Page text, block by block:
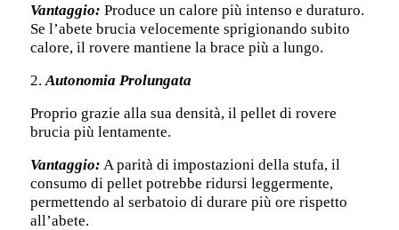
Vantaggio: Produce un calore più intenso e duraturo.
Se l’abete brucia velocemente sprigionando subito
calore, il rovere mantiene la brace più a lungo.
2.Autonomia Prolungata
Proprio grazie alla sua densità, il pellet di rovere
brucia più lentamente.
Vantaggio: A parità di impostazioni della stufa, il
consumo di pellet potrebbe ridursi leggermente,
permettendo al serbatoio di durare più ore rispetto
all’abete.